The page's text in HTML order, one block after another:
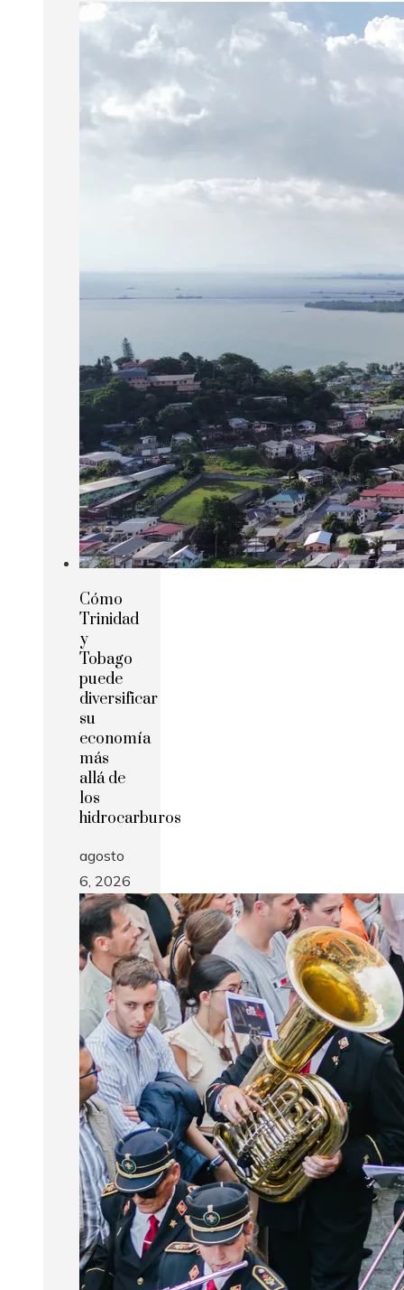
Cómo
Trinidad
y
Tobago
puede
diversificar
su
economía
más
allá de
los
hidrocarburos
agosto
6, 2026